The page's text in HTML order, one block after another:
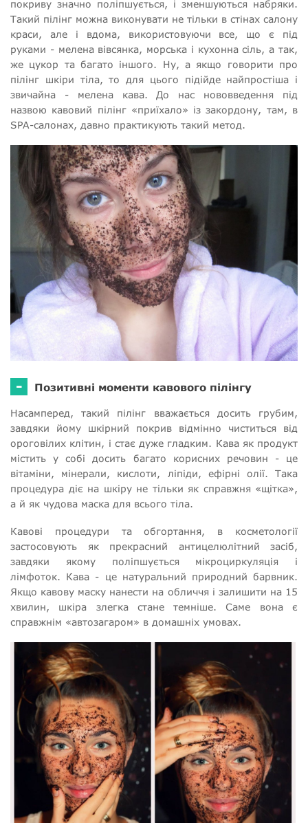
покриву значно поліпшується, і зменшуються набряки.
Такий пілінг можна виконувати не тільки в стінах салону
краси, але і вдома, використовуючи все, що є під
руками - мелена вівсянка, морська і кухонна сіль, а так,
же цукор та багато іншого. Ну, а якщо говорити про
пілінг шкіри тіла, то для цього підійде найпростіша і
звичайна - мелена кава. До нас нововведення під
назвою кавовий пілінг «приїхало» із закордону, там, в
SPA-салонах, давно практикують такий метод.
- Позитивні моменти кавового пілінгу
Насамперед, такий пілінг вважається досить грубим,
завдяки йому шкірний покрив відмінно чиститься від
ороговілих клітин, і стає дуже гладким. Кава як продукт
містить у собі досить багато корисних речовин - це
вітаміни, мінерали, кислоти, ліпіди, ефірні олії. Така
процедура діє на шкіру не тільки як справжня «щітка»,
а й як чудова маска для всього тіла.
Кавові процедури та обгортання, в косметології
застосовують як прекрасний антицелюлітний засіб,
завдяки якому поліпшується мікроциркуляція і
лімфоток. Кава - це натуральний природний барвник.
Якщо кавову маску нанести на обличчя і залишити на 15
хвилин, шкіра злегка стане темніше. Саме вона є
справжнім «автозагаром» в домашніх умовах.